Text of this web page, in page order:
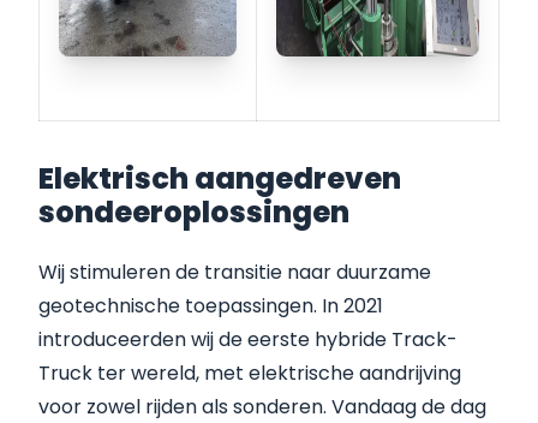
Elektrisch aangedreven
sondeeroplossingen
Wij stimuleren de transitie naar duurzame
geotechnische toepassingen. In 2021
introduceerden wij de eerste hybride Track-
Truck ter wereld, met elektrische aandrijving
voor zowel rijden als sonderen. Vandaag de dag